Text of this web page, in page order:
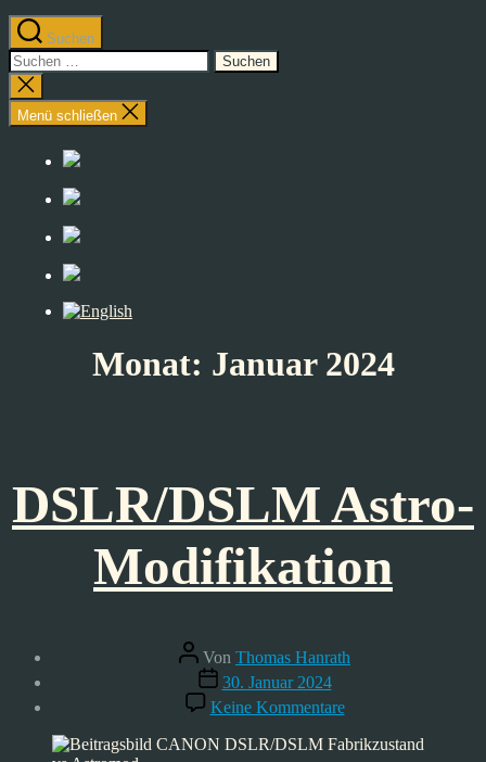
Suchen
Suchen
nach:
Suche
schließen
Menü schließen
Monat: Januar 2024
DSLR/DSLM Astro-
Modifikation
Beitragsautor
Von Thomas Hanrath
Veröffentlichungsdatum
30. Januar 2024
Keine Kommentarezu
DSLR/DSLM
Astro-